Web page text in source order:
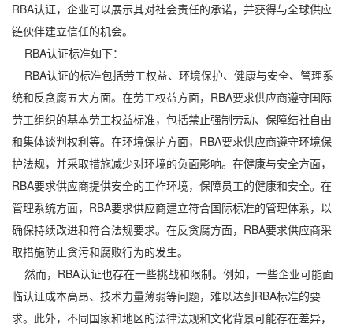
RBA认证，企业可以展示其对社会责任的承诺，并获得与全球供应
链伙伴建立信任的机会。
RBA认证标准如下：
RBA认证的标准包括劳工权益、环境保护、健康与安全、管理系
统和反贪腐五大方面。在劳工权益方面，RBA要求供应商遵守国际
劳工组织的基本劳工权益标准，包括禁止强制劳动、保障结社自由
和集体谈判权利等。在环境保护方面，RBA要求供应商遵守环境保
护法规，并采取措施减少对环境的负面影响。在健康与安全方面，
RBA要求供应商提供安全的工作环境，保障员工的健康和安全。在
管理系统方面，RBA要求供应商建立符合国际标准的管理体系，以
确保持续改进和符合法规要求。在反贪腐方面，RBA要求供应商采
取措施防止贪污和腐败行为的发生。
然而，RBA认证也存在一些挑战和限制。例如，一些企业可能面
临认证成本高昂、技术力量薄弱等问题，难以达到RBA标准的要
求。此外，不同国家和地区的法律法规和文化背景可能存在差异，